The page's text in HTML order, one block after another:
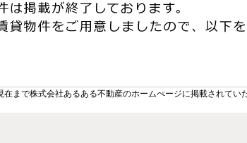
まで株式会社あるある不動産のホームぺージに掲載されてい